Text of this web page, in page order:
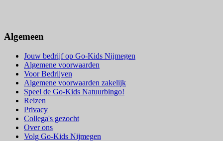
Algemeen
Jouw bedrijf op Go-Kids Nijmegen
Algemene voorwaarden
Voor Bedrijven
Algemene voorwaarden zakelijk
Speel de Go-Kids Natuurbingo!
Reizen
Privacy
Collega's gezocht
Over ons
Volg Go-Kids Nijmegen